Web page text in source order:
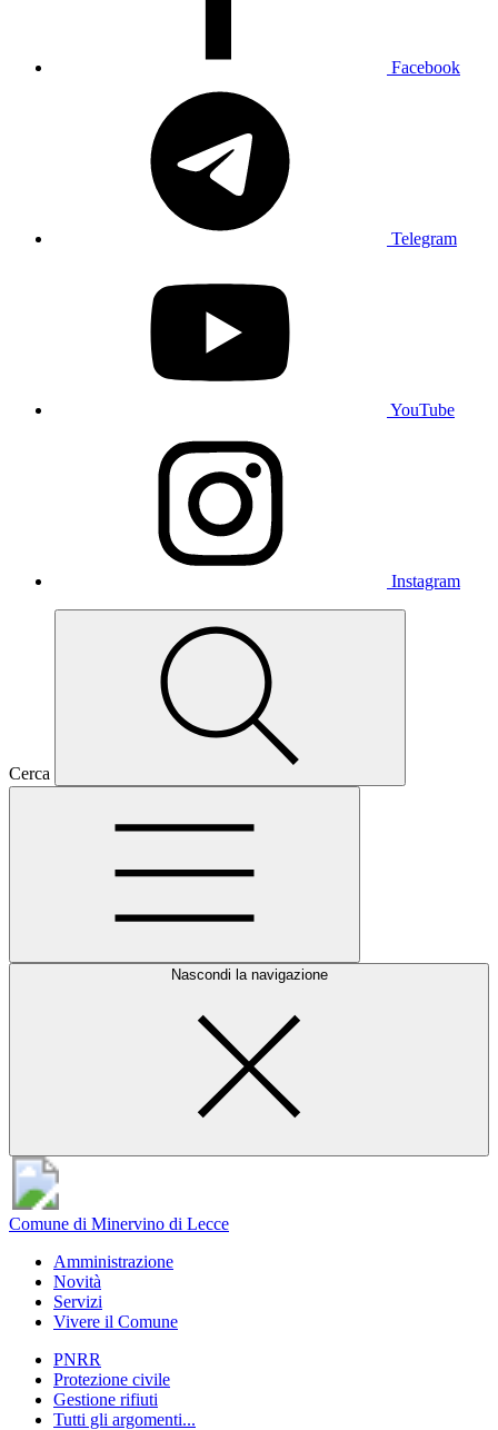
Facebook
Telegram
YouTube
Instagram
Cerca
Nascondi la navigazione
Comune di Minervino di Lecce
Amministrazione
Novità
Servizi
Vivere il Comune
PNRR
Protezione civile
Gestione rifiuti
Tutti gli argomenti...